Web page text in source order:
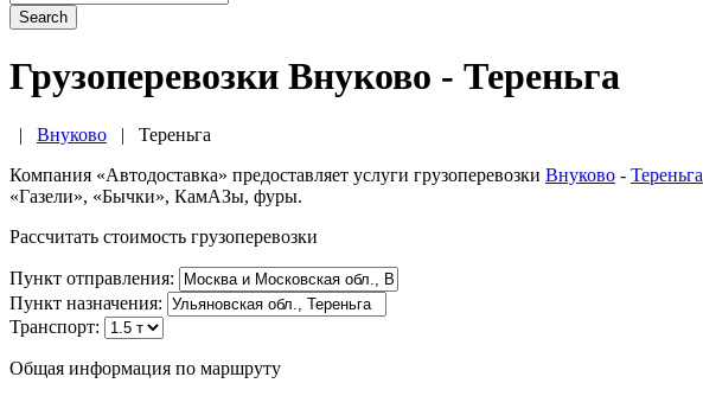
Search
Грузоперевозки Внуково - Тереньга
| Внуково | Тереньга
Компания «Автодоставка» предоставляет услуги грузоперевозки Внуково - Тереньга
«Газели», «Бычки», КамАЗы, фуры.
Рассчитать стоимость грузоперевозки
Пункт отправления:
Пункт назначения:
Транспорт:
Общая информация по маршруту